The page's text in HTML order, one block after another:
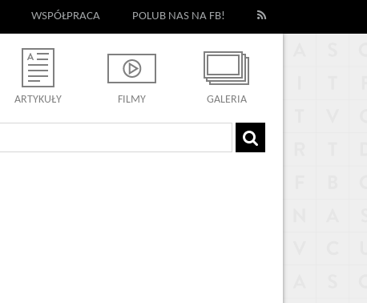
WSPÓŁPRACA POLUB NAS NA FB!
ARTYKUŁY FILMY GALERIA